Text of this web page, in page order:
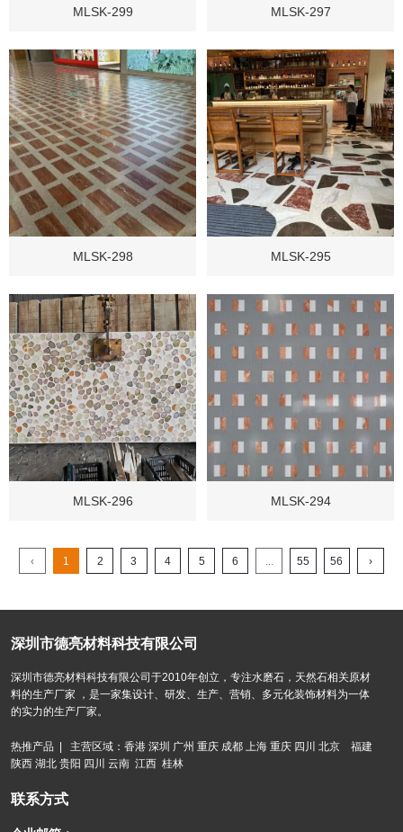
MLSK-299 MLSK-297
MLSK-298 MLSK-295
MLSK-296 MLSK-294
‹ 1 2 3 4 5 6 55 56 ›
深圳市德亮材料科技有限公司
深圳市德亮材料科技有限公司于2010年创立，专注水磨石，天然石相关原材
料的生产厂家 ，是一家集设计、研发、生产、营销、多元化装饰材料为一体
的实力的生产厂家。
热推产品 | 主营区域：香港 深圳 广州 重庆 成都 上海 重庆 四川 北京 福建
陕西 湖北 贵阳 四川 云南 江西 桂林
联系方式